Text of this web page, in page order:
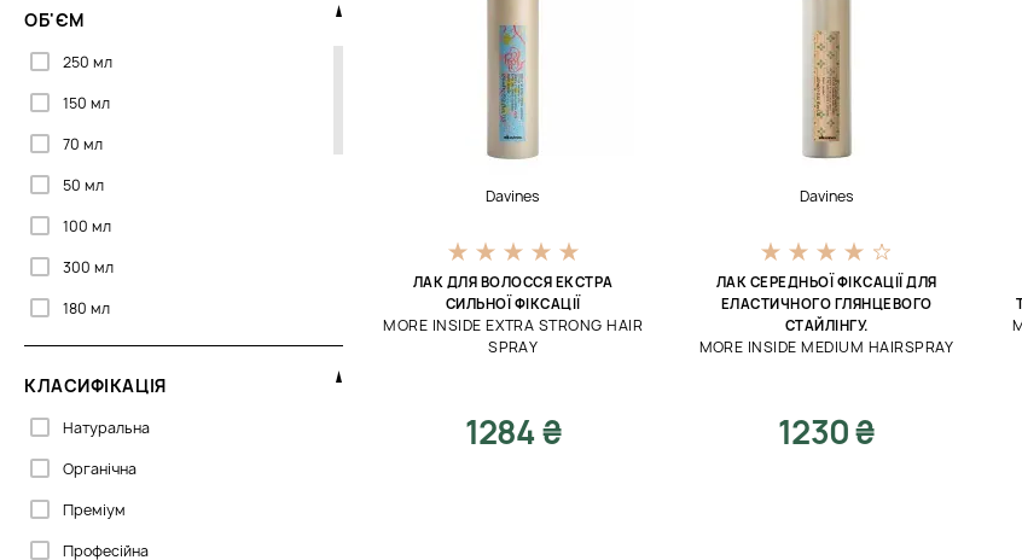
L’anza
Mediceuticals
Orising
Philip Martin’s
R+Co
Sachajuan
ОБ'ЄМ
250 мл
150 мл
70 мл
50 мл
100 мл
300 мл
180 мл
75 мл
200 мл
80 мл
170 мл
400 мл
225 мл
КЛАСИФІКАЦІЯ
Натуральна
Органічна
Преміум
Професійна
Davines
ЛАК ДЛЯ ВОЛОССЯ ЕКСТРА
СИЛЬНОЇ ФІКСАЦІЇ
MORE INSIDE EXTRA STRONG HAIR
SPRAY
1284 ₴
Davines
ЛАК СЕРЕДНЬОЇ ФІКСАЦІЇ ДЛЯ
ЕЛАСТИЧНОГО ГЛЯНЦЕВОГО
СТАЙЛІНГУ.
MORE INSIDE MEDIUM HAIRSPRAY
1230 ₴